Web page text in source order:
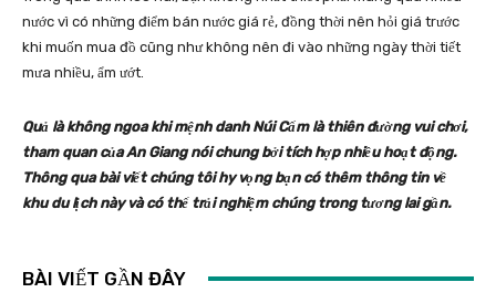
nước vì có những điểm bán nước giá rẻ, đồng thời nên hỏi giá trước
khi muốn mua đồ cũng như không nên đi vào những ngày thời tiết
mưa nhiều, ẩm ướt.
Quả là không ngoa khi mệnh danh Núi Cấm là thiên đường vui chơi,
tham quan của An Giang nói chung bởi tích hợp nhiều hoạt động.
Thông qua bài viết chúng tôi hy vọng bạn có thêm thông tin về
khu du lịch này và có thể trải nghiệm chúng trong tương lai gần.
BÀI VIẾT GẦN ĐÂY